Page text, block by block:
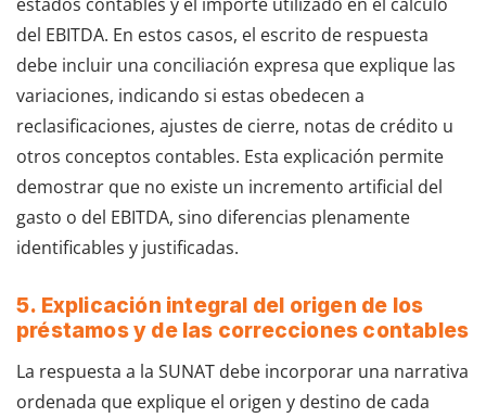
estados contables y el importe utilizado en el cálculo
del EBITDA. En estos casos, el escrito de respuesta
debe incluir una conciliación expresa que explique las
variaciones, indicando si estas obedecen a
reclasificaciones, ajustes de cierre, notas de crédito u
otros conceptos contables. Esta explicación permite
demostrar que no existe un incremento artificial del
gasto o del EBITDA, sino diferencias plenamente
identificables y justificadas.
5. Explicación integral del origen de los
préstamos y de las correcciones contables
La respuesta a la SUNAT debe incorporar una narrativa
ordenada que explique el origen y destino de cada